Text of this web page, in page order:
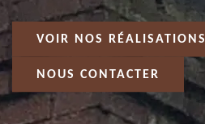
VOIR NOS RÉALISATIONS
NOUS CONTACTER